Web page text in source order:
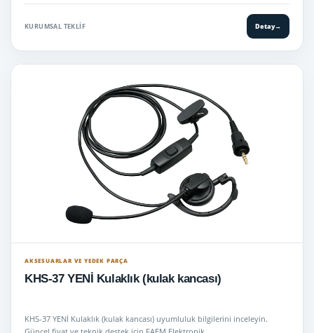
KURUMSAL TEKLIF Detay→
AKSESUARLAR VE YEDEK PARÇA
KHS-37 YENİ Kulaklık (kulak kancası)
KHS-37 YENİ Kulaklık (kulak kancası) uyumluluk bilgilerini inceleyin.